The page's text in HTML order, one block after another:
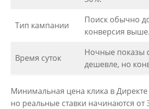
Тип кампании
Поиск обычно
конверсия выше.
Время суток
Ночные показы
дешевле, но
Минимальная цена клика в
но реальные ставки начинаются от